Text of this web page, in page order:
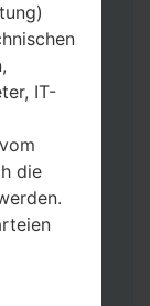
Datei
Firmware-
Region &
3 alle
IT-
die